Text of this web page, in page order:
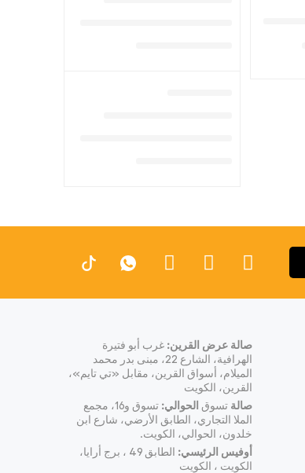
صالة عرض القرين: غرب أبو فتيرة
الهرافية، الشارع 22، مبنى بدر محمد
الميلام، أسواق القرين، مقابل «تي تايم»،
القرين، الكويت
صالة تسوق الحوالي:
تسوق و16، مجمع
الملا التجاري، الطابق الأرضي، شارع ابن
خلدون، الحوالي، الكويت.
أوفيس الرئيسي:
الطابق 49 ، برج أرايا،
الكويت ، الكويت